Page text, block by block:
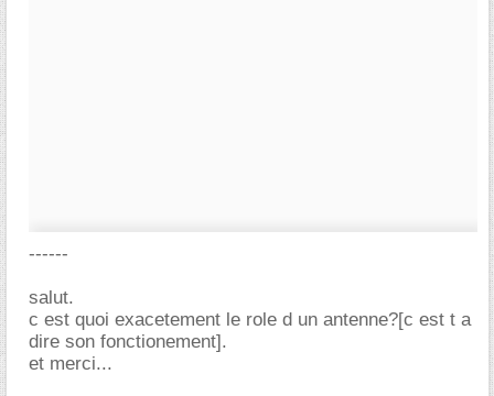
------
salut.
c est quoi exacetement le role d un antenne?[c est t a
dire son fonctionement].
et merci...